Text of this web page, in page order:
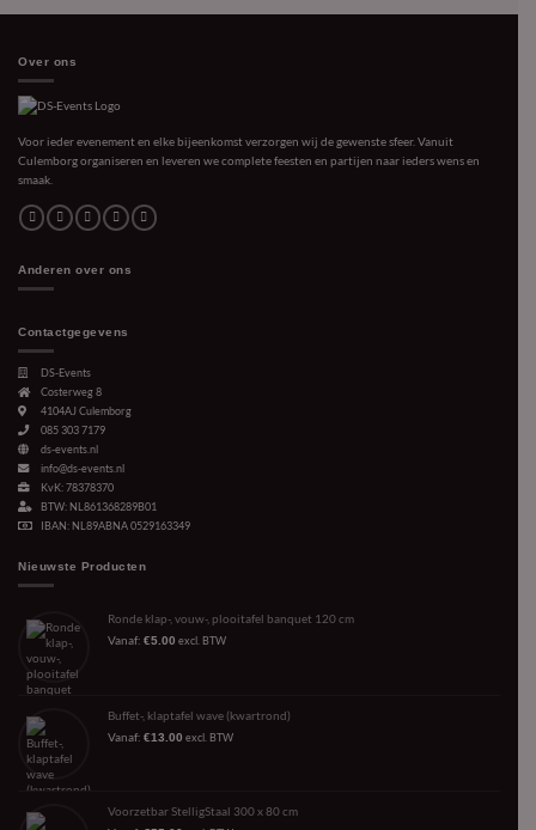
Over ons
Voor ieder evenement en elke bijeenkomst verzorgen wij de gewenste sfeer. Vanuit
Culemborg organiseren en leveren we complete feesten en partijen naar ieders wens en
smaak.
Anderen over ons
Contactgegevens
DS-Events
Costerweg 8
4104AJ Culemborg
085 303 7179
ds-events.nl
info@ds-events.nl
KvK: 78378370
BTW: NL861368289B01
IBAN: NL89ABNA 0529163349
Nieuwste Producten
Ronde klap-, vouw-, plooitafel banquet 120 cm
Vanaf: €5.00 excl. BTW
Buffet-, klaptafel wave (kwartrond)
Vanaf: €13.00 excl. BTW
Voorzetbar StelligStaal 300 x 80 cm